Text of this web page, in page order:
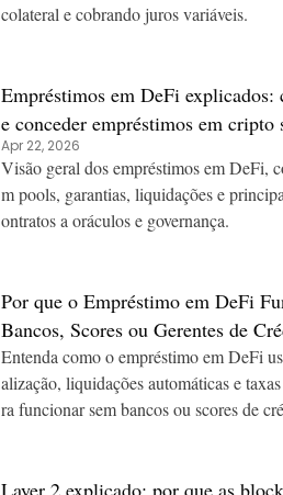
colateral e cobrando juros variáveis.
Empréstimos em DeFi explicados:
e conceder empréstimos em cripto
banco
Apr 22, 2026
Visão geral dos empréstimos em DeFi,
m pools, garantias, liquidações e
ontratos a oráculos e governança.
Por que o Empréstimo em DeFi
Bancos, Scores ou Gerentes de
Entenda como o empréstimo em DeFi
alização, liquidações automáticas e
ra funcionar sem bancos ou scores de
Layer 2 explicado: por que as